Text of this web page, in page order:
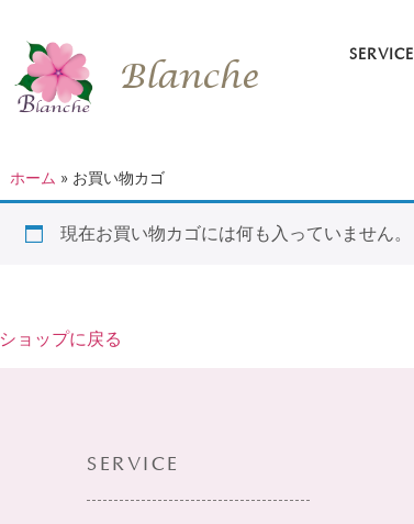
Blanche SERVICE
ホーム » お買い物カゴ
現在お買い物カゴには何も入っていません。
ショップに戻る
SERVICE